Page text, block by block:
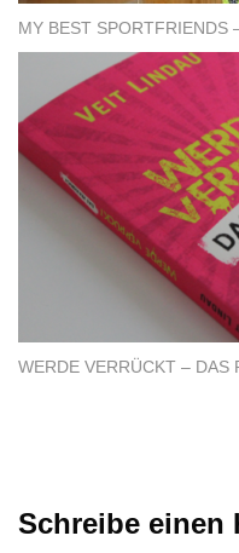
MY BEST SPORTFRIENDS
WERDE VERRÜCKT – DAS
Schreibe einen